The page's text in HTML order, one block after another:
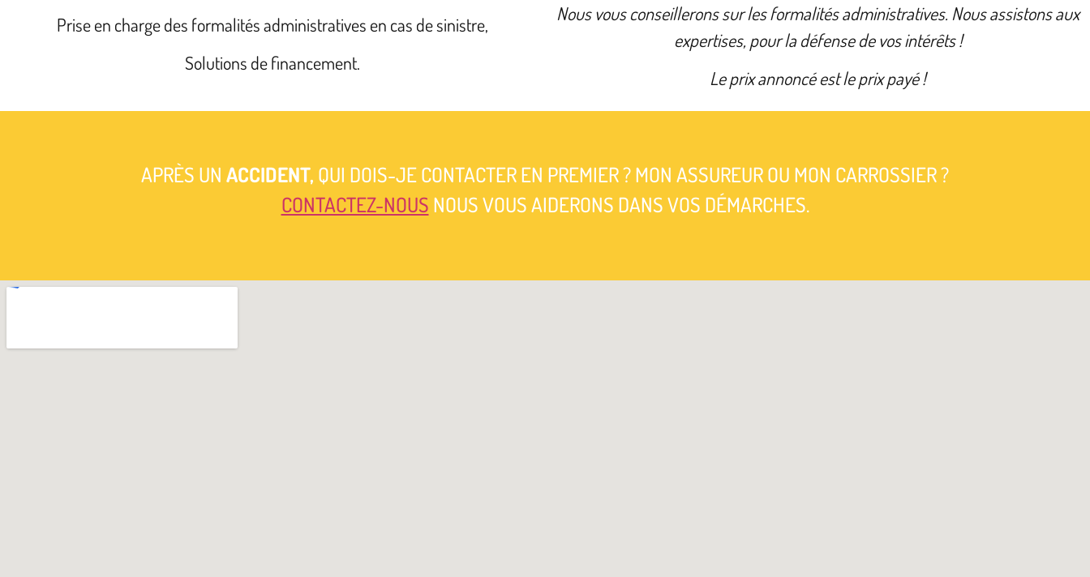
Prise en charge des formalités administratives en cas de sinistre,
Solutions de financement.
Nous vous conseillerons sur les formalités administratives. Nous assistons aux
expertises, pour la défense de vos intérêts !
Le prix annoncé est le prix payé !
APRÈS UN ACCIDENT, QUI DOIS-JE CONTACTER EN PREMIER ? MON ASSUREUR OU MON CARROSSIER ?
CONTACTEZ-NOUS NOUS VOUS AIDERONS DANS VOS DÉMARCHES.